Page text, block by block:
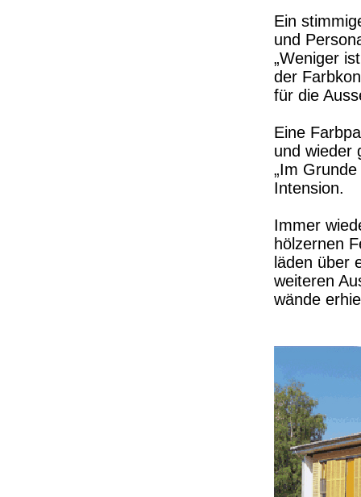
Ein
und
„Weniger
der
für die
Eine
und wieder
„Im
Intension.
Immer
hölzernen
läden über
weiteren
wände